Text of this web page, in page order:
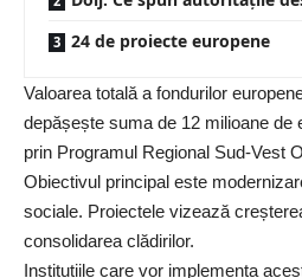
24 de proiecte europene
Valoarea totală a fondurilor
depășește suma de 12 milioane de
prin Programul Regional Sud-Vest
Obiectivul principal este
sociale. Proiectele vizează
consolidarea clădirilor.
Instituțiile care vor implementa